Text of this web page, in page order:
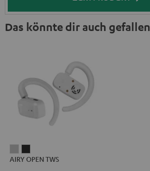
Das könnte dir auch gefallen
OPENOPEN
AIRY OPEN TWS